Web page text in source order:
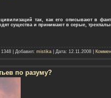
так, как его описывают в
существа и принимают в серые,
| Добавил: mistika| Дата: 12.11.2008|
по разуму?